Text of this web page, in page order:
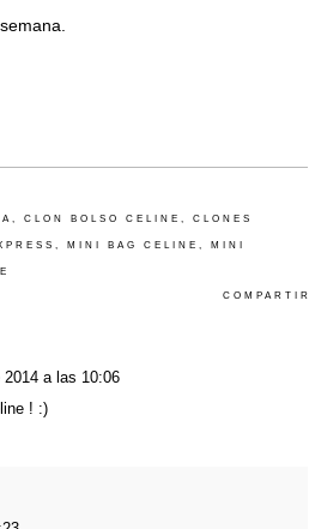
, CLON BOLSO CELINE , CLONES
, MINI BAG CELINE , MINI
COMPARTIR
2014 a las 10:06
! :)